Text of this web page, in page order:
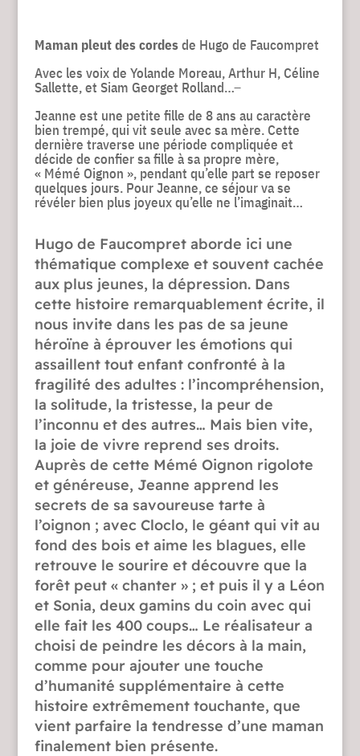
Maman pleut des cordesde Hugo de Faucompret
Avec les voix de Yolande Moreau, Arthur H, Céline
Sallette, et Siam Georget Rolland…
Jeanne est une petite fille de 8 ans au caractère
bien trempé, qui vit seule avec sa mère. Cette
dernière traverse une période compliquée et
décide de confier sa fille à sa propre mère,
« Mémé Oignon », pendant qu’elle part se reposer
quelques jours. Pour Jeanne, ce séjour va se
révéler bien plus joyeux qu’elle ne l’imaginait…
Hugo de Faucompret aborde ici une
thématique complexe et souvent cachée
aux plus jeunes, la dépression. Dans
cette histoire remarquablement écrite, il
nous invite dans les pas de sa jeune
héroïne à éprouver les émotions qui
assaillent tout enfant confronté à la
fragilité des adultes : l’incompréhension,
la solitude, la tristesse, la peur de
l’inconnu et des autres… Mais bien vite,
la joie de vivre reprend ses droits.
Auprès de cette Mémé Oignon rigolote
et généreuse, Jeanne apprend les
secrets de sa savoureuse tarte à
l’oignon ; avec Cloclo, le géant qui vit au
fond des bois et aime les blagues, elle
retrouve le sourire et découvre que la
forêt peut « chanter » ; et puis il y a Léon
et Sonia, deux gamins du coin avec qui
elle fait les 400 coups… Le réalisateur a
choisi de peindre les décors à la main,
comme pour ajouter une touche
d’humanité supplémentaire à cette
histoire extrêmement touchante, que
vient parfaire la tendresse d’une maman
finalement bien présente.